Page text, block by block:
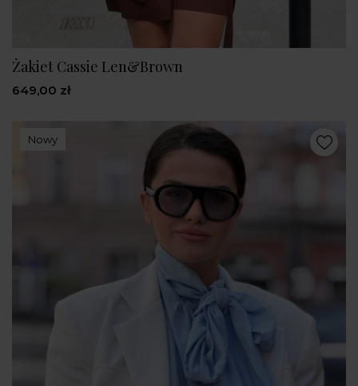
Żakiet Cassie Len&Brown
649,00 zł
Nowy